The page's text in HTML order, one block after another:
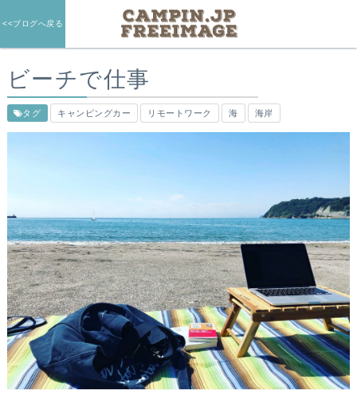
<<ブログへ戻る
ビーチで仕事
タグ キャンピングカー リモートワーク 海 海岸